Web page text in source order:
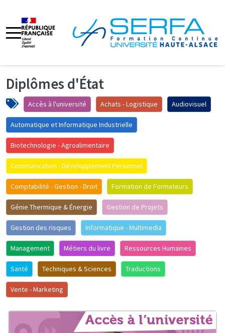
Diplômes d'État
Accès à l'université Achats - Logistique Audiovisuel
Automatique et Informatique Industrielle
Biotechnologie - Agroalimentaire
Communication - Développement Personnel
Comptabilité - Gestion - Droit Formation de Formateurs
Génie Thermique & Énergie Gestion de Projets
Gestion des risques Informatique - Multimedia
Management Métiers du livre Ressources Humaines
Santé Techniques & Sciences Traductions
Vente - Marketing